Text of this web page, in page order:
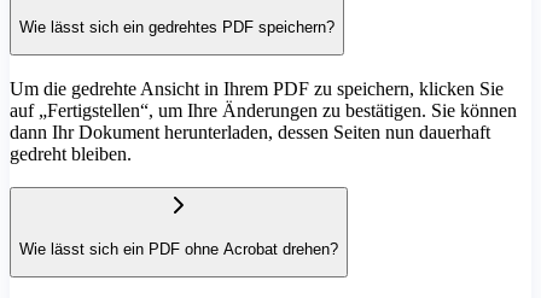
Wie lässt sich ein gedrehtes PDF speichern?
Um die gedrehte Ansicht in Ihrem PDF zu speichern, klicken Sie
auf „Fertigstellen“, um Ihre Änderungen zu bestätigen. Sie können
dann Ihr Dokument herunterladen, dessen Seiten nun dauerhaft
gedreht bleiben.
Wie lässt sich ein PDF ohne Acrobat drehen?